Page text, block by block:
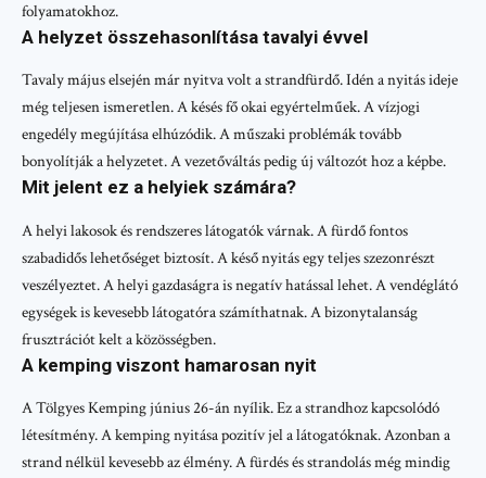
folyamatokhoz.
A helyzet összehasonlítása tavalyi évvel
Tavaly május elsején már nyitva volt a strandfürdő. Idén a nyitás ideje
még teljesen ismeretlen. A késés fő okai egyértelműek. A vízjogi
engedély megújítása elhúzódik. A műszaki problémák tovább
bonyolítják a helyzetet. A vezetőváltás pedig új változót hoz a képbe.
Mit jelent ez a helyiek számára?
A helyi lakosok és rendszeres látogatók várnak. A fürdő fontos
szabadidős lehetőséget biztosít. A késő nyitás egy teljes szezonrészt
veszélyeztet. A helyi gazdaságra is negatív hatással lehet. A vendéglátó
egységek is kevesebb látogatóra számíthatnak. A bizonytalanság
frusztrációt kelt a közösségben.
A kemping viszont hamarosan nyit
A Tölgyes Kemping június 26-án nyílik. Ez a strandhoz kapcsolódó
létesítmény. A kemping nyitása pozitív jel a látogatóknak. Azonban a
strand nélkül kevesebb az élmény. A fürdés és strandolás még mindig